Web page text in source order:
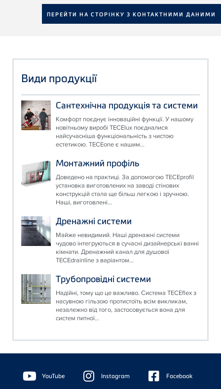
ПЕРЕЙТИ НА СТОРІНКУ З КОНТАКТНИМИ ДАНИМИ
Види продукції
Сантехнічна продукція та системи
Комфорт поєднує інноваційні функції. У нашому
новітньому виробі TECElux поєдналися
найсучасніша функціональність з чистою
естетикою. TECEone є нашим...
Монтажний профіль
Доведено на практиці. За допомогою TECEprofil
установка виготовлених на заводі стінових
конструкцій стала ще більш легкою і зручною.
Наші, виготовлені...
Дренажні системи
Майже невидимий. Наші дренажні системи
чудово інтегруються в сучасні дизайнерські ванні
кімнати. Дренажний канал для душової
TECEdrainline з варіантом...
Трубопровідні системи
Надійні, тому що це важливо. Система TECEflex з
насувною гільзою протистоїть всім викликам,
незалежно від того, застосовується вона для
систем питної...
Floating
Sidebar YouTube Instagram Facebook